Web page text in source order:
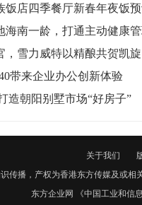
饭店四季餐厅新春年夜饭
南一龄，打通主动健康
，雪力威特以精酿共贺凯旋
带来企业办公创新体验
造朝阳别墅市场“好房子”
关于我们
传播，产权为香港东方传媒及或
东方企业网 《中国工业和信